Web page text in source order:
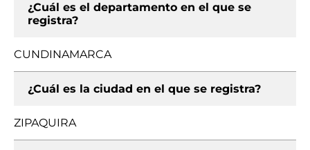
¿Cuál es el departamento en el que se
registra?
CUNDINAMARCA
¿Cuál es la ciudad en el que se registra?
ZIPAQUIRA